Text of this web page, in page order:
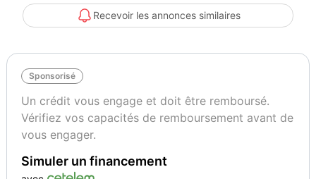
Recevoir les annonces similaires
Sponsorisé
Un crédit vous engage et doit être remboursé.
Vérifiez vos capacités de remboursement avant de
vous engager.
Simuler un financement